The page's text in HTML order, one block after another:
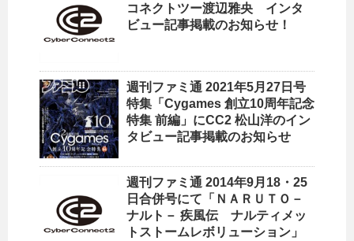
コネクトツー渡辺雅央 インタ
ビュー記事掲載のお知らせ！
週刊ファミ通 2021年5月27日号
特集「Cygames 創立10周年記念
特集 前編」にCC2 松山洋のイン
タビュー記事掲載のお知らせ
週刊ファミ通 2014年9月18・25
日合併号にて「ＮＡＲＵＴＯ－
ナルト－ 疾風伝 ナルティメッ
トストームレボリューション」